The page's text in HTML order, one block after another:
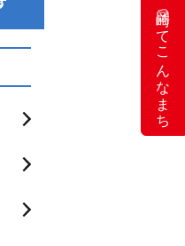
岡崎ってこんなまち